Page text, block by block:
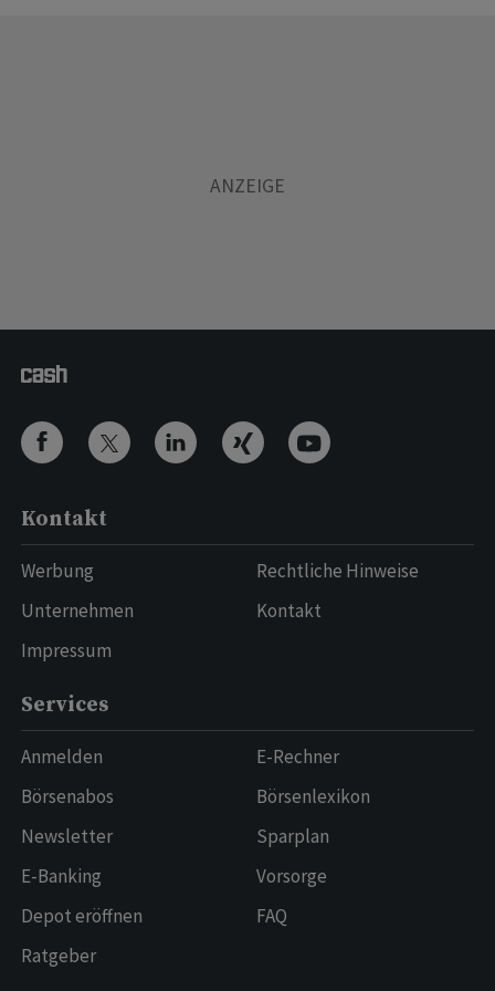
Kontakt
Werbung
Unternehmen
Impressum
Rechtliche Hinweise
Kontakt
Services
Anmelden
Börsenabos
Newsletter
E-Banking
Depot eröffnen
Ratgeber
E-Rechner
Börsenlexikon
Sparplan
Vorsorge
FAQ